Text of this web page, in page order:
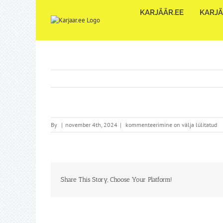
KARJÄÄR.EE
By | november 4th, 2024 | kommenteerimine on välja lülitatud
Share This Story, Choose Your Platform!